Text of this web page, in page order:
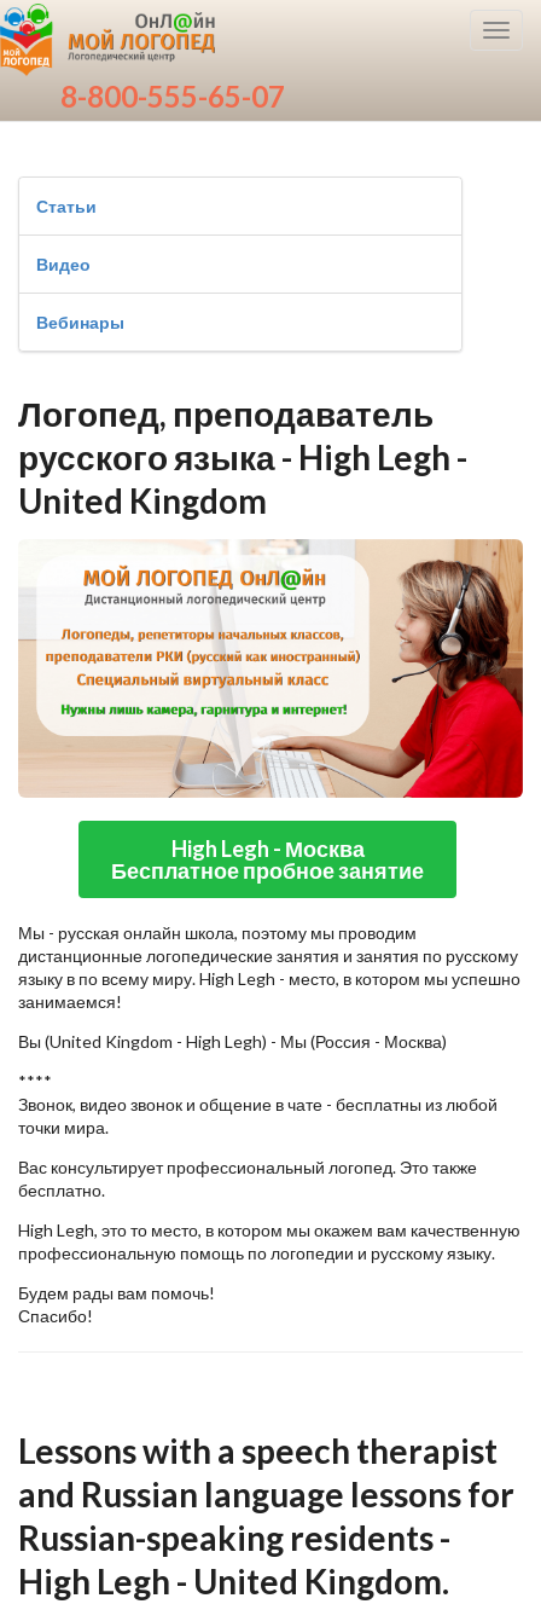
8-800-555-65-07
Статьи
Видео
Вебинары
Логопед, преподаватель
русского языка - High Legh -
United Kingdom
High Legh - Москва
Бесплатное пробное занятие
Мы - русская онлайн школа, поэтому мы проводим
дистанционные логопедические занятия и занятия по русскому
языку в по всему миру. High Legh - место, в котором мы успешно
занимаемся!
Вы (United Kingdom - High Legh) - Мы (Россия - Москва)
****
Звонок, видео звонок и общение в чате - бесплатны из любой
точки мира.
Вас консультирует профессиональный логопед. Это также
бесплатно.
High Legh, это то место, в котором мы окажем вам качественную
профессиональную помощь по логопедии и русскому языку.
Будем рады вам помочь!
Спасибо!
Lessons with a speech therapist
and Russian language lessons for
Russian-speaking residents -
High Legh - United Kingdom.